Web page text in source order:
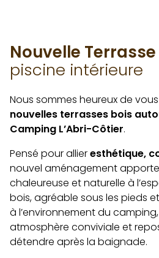
Nouvelle Terrasse
piscine intérieure
Nous sommes heureux de
nouvelles terrasses bois
Camping L’Abri-Côtier.
Pensé pour allieresthétique,
nouvel aménagement
chaleureuse et naturelle à
bois, agréable sous les pieds
à l’environnement du
atmosphère conviviale et
détendre après la baignade.